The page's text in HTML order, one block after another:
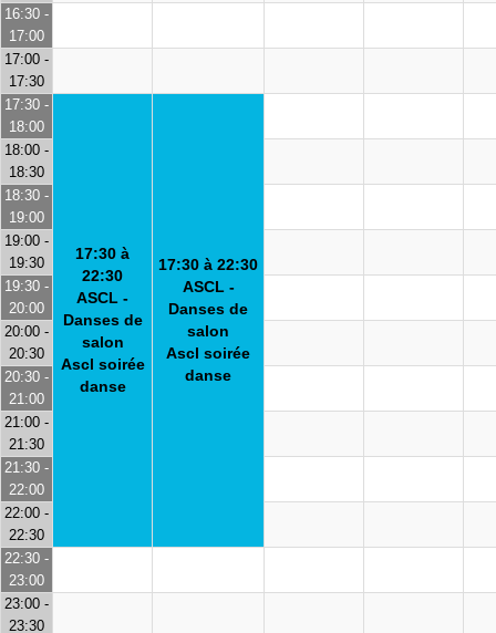
16:30 -
17:00
17:00 -
17:30
17:30 -
18:00
17:30 à
22:30
ASCL -
Danses de
salon
Ascl soirée
danse
17:30 à 22:30
ASCL -
Danses de
salon
Ascl soirée
danse
18:00 -
18:30
18:30 -
19:00
19:00 -
19:30
19:30 -
20:00
20:00 -
20:30
20:30 -
21:00
21:00 -
21:30
21:30 -
22:00
22:00 -
22:30
22:30 -
23:00
23:00 -
23:30